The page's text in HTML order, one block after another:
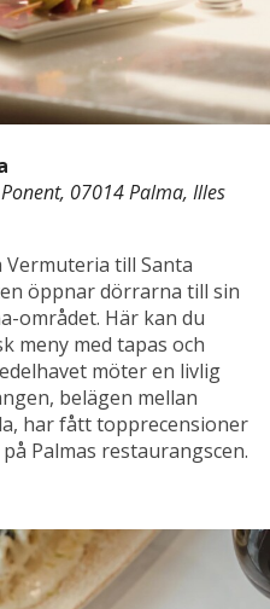
07014 Palma, Illes
till Santa
öppnar dörrarna till sin
området. Här kan du
meny med tapas och
möter en livlig
belägen mellan
har fått topprecensioner
Palmas restaurangscen.